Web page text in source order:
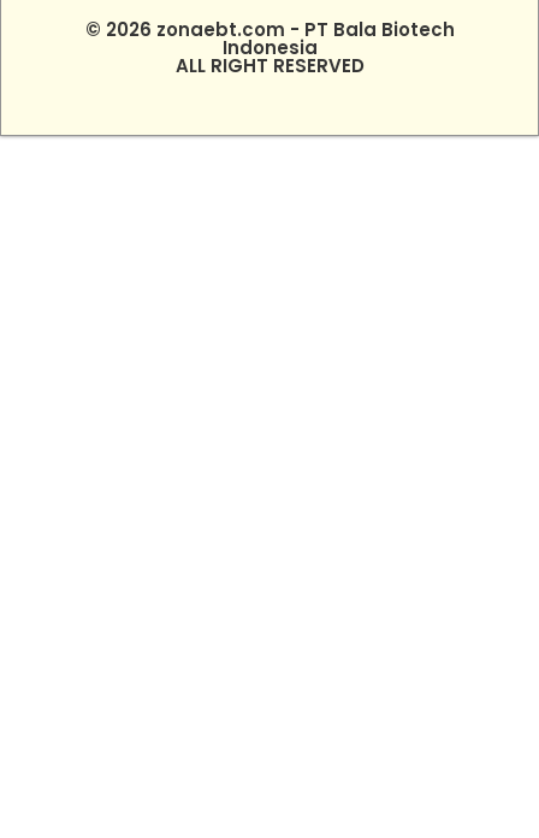
© 2026 zonaebt.com - PT Bala Biotech
Indonesia
ALL RIGHT RESERVED